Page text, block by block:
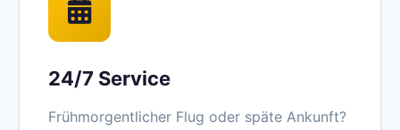
24/7 Service
Frühmorgentlicher Flug oder späte Ankunft?